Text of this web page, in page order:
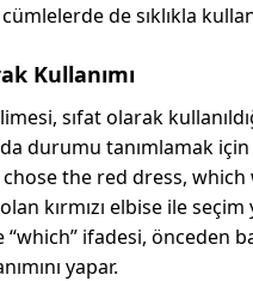
de sıklıkla
Kullanımı
sıfat olarak
durumu tanımlamak için
the red dress, which
kırmızı elbise ile seçim
“which” ifadesi, önceden
yapar.